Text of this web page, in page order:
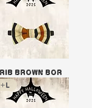
RIB BROWN BOR
+L